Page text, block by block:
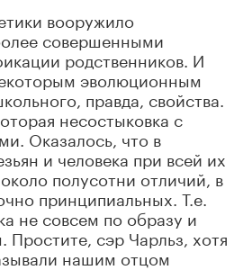
вооружило
совершенными
родственников. И
эволюционным
правда, свойства.
несостыковка с
Оказалось, что в
и человека при всей их
полусотни отличий, в
принципиальных. Т.е.
не совсем по образу и
сэр Чарльз, хотя
нашим отцом